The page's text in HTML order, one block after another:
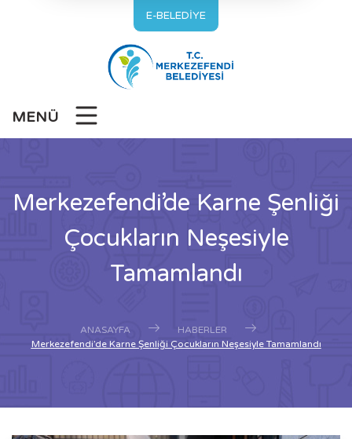
E-BELEDİYE
MENÜ
Merkezefendi’de Karne Şenliği
Çocukların Neşesiyle
Tamamlandı
ANASAYFA
HABERLER
Merkezefendi’de Karne Şenliği Çocukların Neşesiyle Tamamlandı